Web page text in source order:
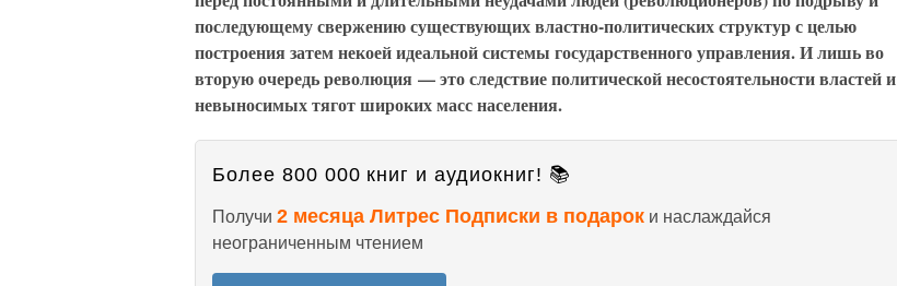
последующему свержению существующих властно-политических структур с целью
построения затем некоей идеальной системы государственного управления. И лишь во
вторую очередь революция — это следствие политической несостоятельности властей и
невыносимых тягот широких масс населения.
Более 800 000 книг и аудиокниг! 📚
Получи 2 месяца Литрес Подписки в подарок и наслаждайся
неограниченным чтением